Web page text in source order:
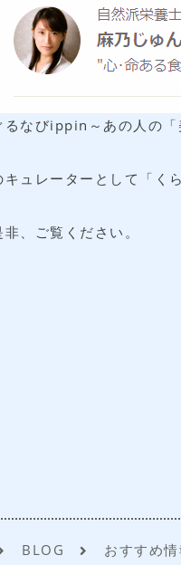
るなびippin～あの人の
キュレーターとして「く
非、ご覧ください。
BLOG おすすめ情